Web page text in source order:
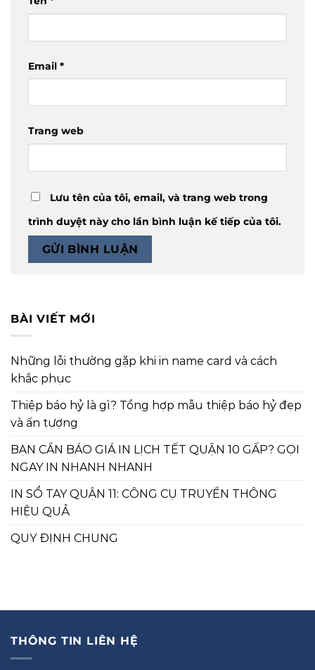
Email *
Trang web
Lưu tên của tôi, email, và trang web trong
trình duyệt này cho lần bình luận kế tiếp của tôi.
BÀI VIẾT MỚI
Những lỗi thường gặp khi in name card và cách
khắc phục
Thiệp báo hỷ là gì? Tổng hợp mẫu thiệp báo hỷ đẹp
và ấn tượng
BẠN CẦN BÁO GIÁ IN LỊCH TẾT QUẬN 10 GẤP? GỌI
NGAY IN NHANH NHANH
IN SỔ TAY QUẬN 11: CÔNG CỤ TRUYỀN THÔNG
HIỆU QUẢ
QUY ĐỊNH CHUNG
THÔNG TIN LIÊN HỆ